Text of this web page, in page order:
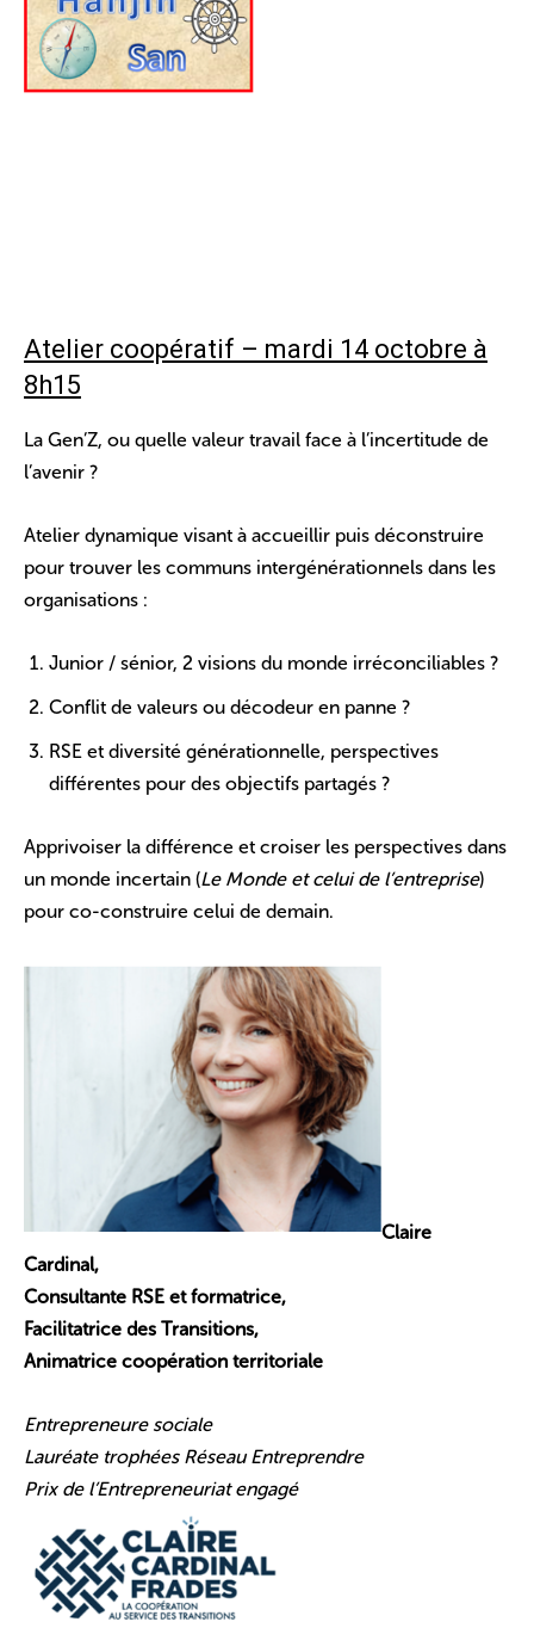
Atelier coopératif – mardi 14 octobre à
8h15
La Gen’Z, ou quelle valeur travail face à l’incertitude de
l’avenir ?
Atelier dynamique visant à accueillir puis déconstruire
pour trouver les communs intergénérationnels dans les
organisations :
Junior / sénior, 2 visions du monde irréconciliables ?
Conflit de valeurs ou décodeur en panne ?
RSE et diversité générationnelle, perspectives
différentes pour des objectifs partagés ?
Apprivoiser la différence et croiser les perspectives dans
un monde incertain (Le Monde et celui de l’entreprise)
pour co-construire celui de demain.
Claire
Cardinal,
Consultante RSE et formatrice,
Facilitatrice des Transitions,
Animatrice coopération territoriale
Entrepreneure sociale
Lauréate trophées Réseau Entreprendre
Prix de l’Entrepreneuriat engagé